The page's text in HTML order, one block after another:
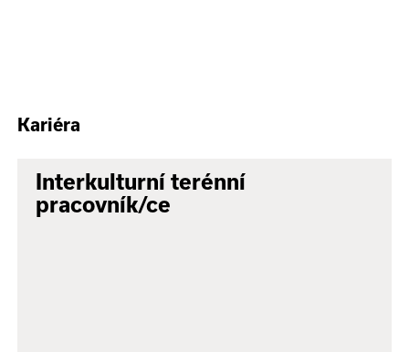
Kariéra
Interkulturní terénní
pracovník/ce